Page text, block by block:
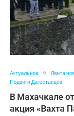
Актуальное Лента
Подвиги Дагестанцев
В Махачкале
акция «Вахта